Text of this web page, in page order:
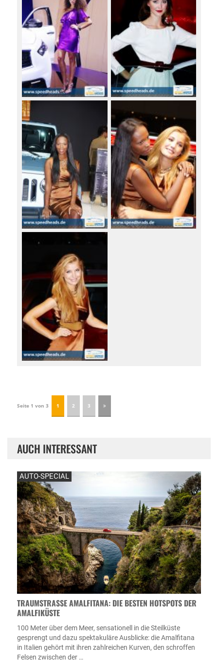
Seite 1 von 3 1 2 3
AUCH INTERESSANT
AUTO-SPECIAL
TRAUMSTRASSE AMALFITANA: DIE BESTEN HOTSPOTS DER A
MALFIKÜSTE
100 Meter über dem Meer, sensationell in die Steilküste
gesprengt und dazu spektakuläre Ausblicke: die Amalfitana
in Italien gehört mit ihren zahlreichen Kurven, den schroffen
Felsen zwischen der …